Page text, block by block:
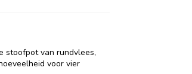
stoofpot van rundvlees,
voor vier